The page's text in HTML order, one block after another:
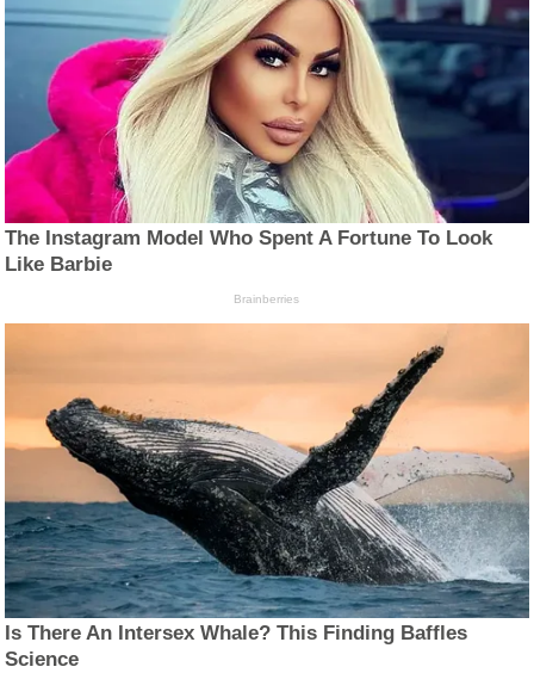
The Instagram Model Who Spent A Fortune To Look
Like Barbie
Brainberries
Is There An Intersex Whale? This Finding Baffles
Science